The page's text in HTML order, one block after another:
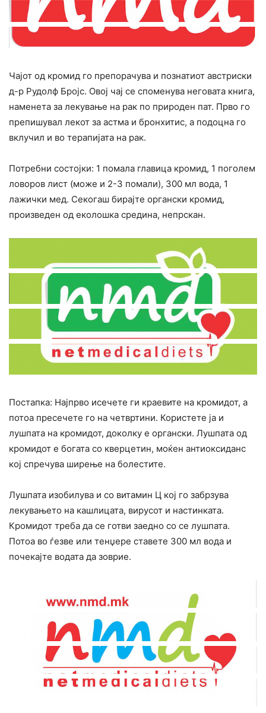
Чајот од кромид го препорачува и познатиот австриски
д-р Рудолф Бројс. Овој чај се споменува неговата книга,
наменета за лекување на рак по природен пат. Прво го
препишувал лекот за астма и бронхитис, а подоцна го
вклучил и во терапијата на рак.
Потребни состојки: 1 помала главица кромид, 1 поголем
ловоров лист (може и 2-3 помали), 300 мл вода, 1
лажички мед. Секогаш бирајте органски кромид,
произведен од еколошка средина, непрскан.
Постапка: Најпрво исечете ги краевите на кромидот, а
потоа пресечете го на четвртини. Користете ја и
лушпата на кромидот, доколку е органски. Лушпата од
кромидот е богата со кверцетин, моќен антиоксиданс
кој спречува ширење на болестите.
Лушпата изобилува и со витамин Ц кој го забрзува
лекувањето на кашлицата, вирусот и настинката.
Кромидот треба да се готви заедно со се лушпата.
Потоа во ѓезве или тенџере ставете 300 мл вода и
почекајте водата да зоврие.